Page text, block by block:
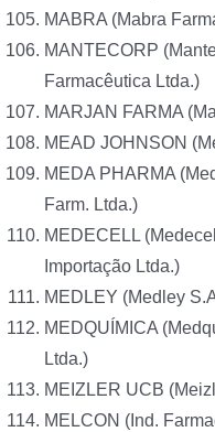
MABRA (Mabra
MANTECORP
Farmacêutica Ltda.)
MARJAN FARMA
MEAD JOHNSON
MEDA PHARMA
Farm. Ltda.)
MEDECELL
Importação Ltda.)
MEDLEY (Medley
MEDQUÍMICA
Ltda.)
MEIZLER UCB
MELCON (Ind.